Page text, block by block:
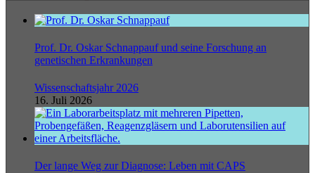
Prof. Dr. Oskar Schnappauf und seine Forschung an
genetischen Erkrankungen
Wissenschaftsjahr 2026
16. Juli 2026
Der lange Weg zur Diagnose: Leben mit CAPS